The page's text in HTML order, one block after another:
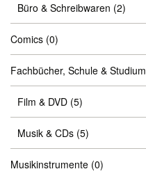
Büro & Schreibwaren (2)
Comics (0)
Fachbücher, Schule & Studium
Film & DVD (5)
Musik & CDs (5)
Musikinstrumente (0)